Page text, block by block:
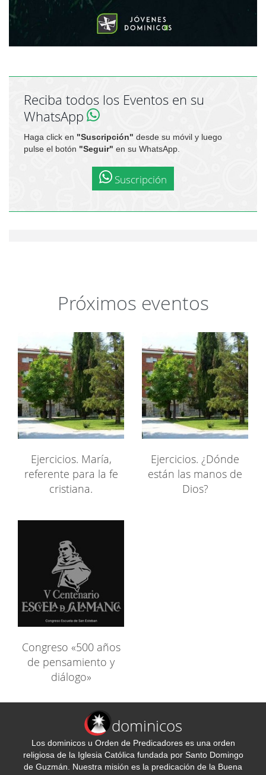
Reciba todos los Eventos en su
WhatsApp
Haga click en "Suscripción" desde su móvil y luego
pulse el botón "Seguir" en su WhatsApp.
Suscripción
Próximos eventos
Ejercicios. María,
referente para la fe
cristiana.
Ejercicios. ¿Dónde
están las manos de
Dios?
Congreso «500 años
de pensamiento y
diálogo»
dominicos
Los dominicos u Orden de Predicadores es una orden
religiosa de la Iglesia Católica fundada por Santo Domingo
de Guzmán. Nuestra misión es la predicación de la Buena